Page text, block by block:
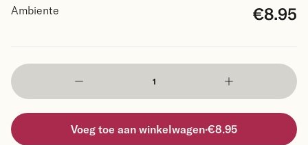
Ambiente €8.95
Voeg toe aan winkelwagen·€8.95